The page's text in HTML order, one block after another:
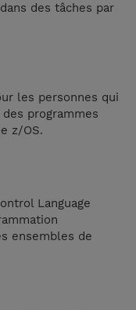
des tâches par
les personnes qui
programmes
z/OS.
Language
ensembles de